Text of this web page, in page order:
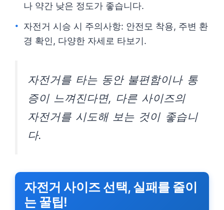
나 약간 낮은 정도가 좋습니다.
자전거 시승 시 주의사항: 안전모 착용, 주변 환
경 확인, 다양한 자세로 타보기.
자전거를 타는 동안 불편함이나 통
증이 느껴진다면, 다른 사이즈의
자전거를 시도해 보는 것이 좋습니
다.
자전거 사이즈 선택, 실패를 줄이
는 꿀팁!